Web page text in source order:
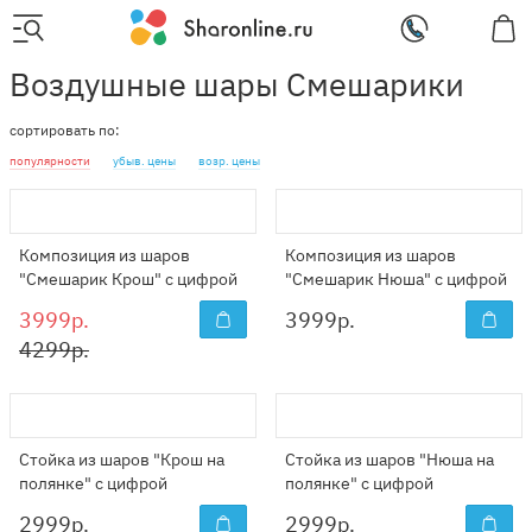
Воздушные шары Смешарики
сортировать по:
популярности убыв. цены возр. цены
Композиция из шаров
"Смешарик Крош" с цифрой
3999р.
4299р.
Композиция из шаров
"Смешарик Нюша" с цифрой
3999р.
Стойка из шаров "Крош на
полянке" с цифрой
2999р.
Стойка из шаров "Нюша на
полянке" с цифрой
2999р.